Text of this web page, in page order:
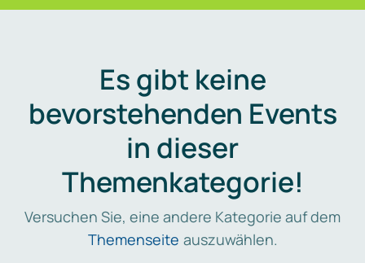
Es gibt keine
bevorstehenden Events
in dieser
Themenkategorie!
Versuchen Sie, eine andere Kategorie auf dem
Themenseite auszuwählen.